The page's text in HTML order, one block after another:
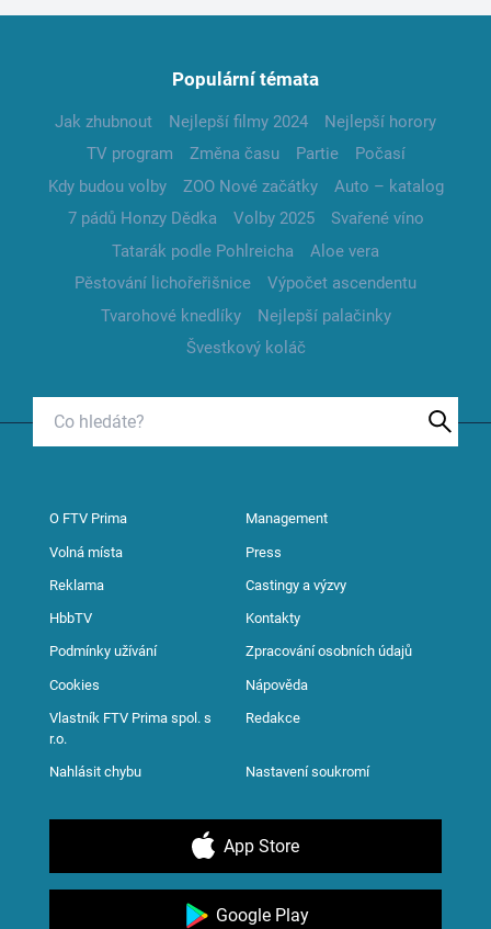
Populární témata
Jak zhubnout Nejlepší filmy 2024
Nejlepší horory
TV program
Změna času Partie
Počasí
Kdy budou volby
ZOO Nové začátky
Auto – katalog
7 pádů Honzy Dědka
Volby 2025
Svařené víno
Tatarák podle Pohlreicha
Aloe vera
Pěstování lichořeřišnice
Výpočet ascendentu
Tvarohové knedlíky
Nejlepší palačinky
Švestkový koláč
O FTV Prima Management
Volná místa Press
Reklama Castingy a výzvy
HbbTV Kontakty
Podmínky užívání Zpracování osobních údajů
Cookies Nápověda
Vlastník FTV Prima spol. s
r.o.
Redakce
Nahlásit chybu Nastavení soukromí
App Store
Google Play